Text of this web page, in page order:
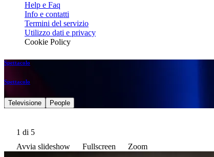
Help e Faq
Info e contatti
Termini del servizio
Utilizzo dati e privacy
Cookie Policy
Spettacolo
Spettacolo
Televisione People
1 di 5
Avvia slideshow
Fullscreen Zoom